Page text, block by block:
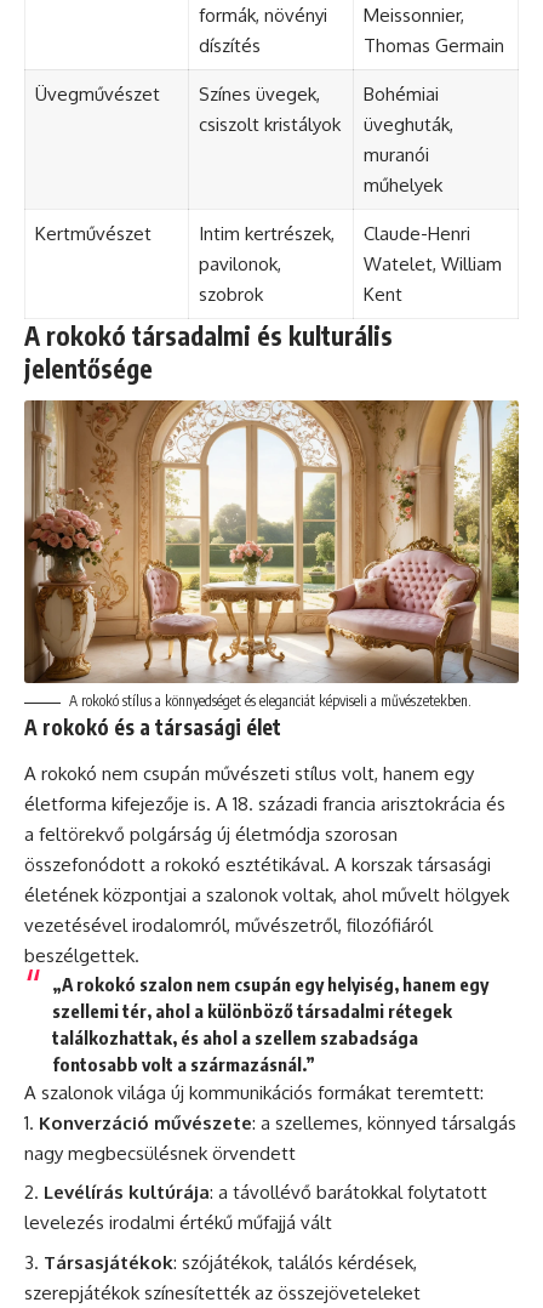
formák, növényi
díszítés
Meissonnier,
Thomas Germain
Üvegművészet
Színes üvegek,
csiszolt kristályok
Bohémiai
üveghuták,
muranói
műhelyek
Kertművészet
Intim kertrészek,
pavilonok,
szobrok
Claude-Henri
Watelet, William
Kent
A rokokó társadalmi és kulturális
jelentősége
A rokokó stílus a könnyedséget és eleganciát képviseli a művészetekben.
A rokokó és a társasági élet
A rokokó nem csupán művészeti stílus volt, hanem egy
életforma kifejezője is. A 18. századi francia arisztokrácia és
a feltörekvő polgárság új életmódja szorosan
összefonódott a rokokó esztétikával. A korszak társasági
életének központjai a szalonok voltak, ahol művelt hölgyek
vezetésével irodalomról, művészetről, filozófiáról
beszélgettek.
„A rokokó szalon nem csupán egy helyiség, hanem egy
szellemi tér, ahol a különböző társadalmi rétegek
találkozhattak, és ahol a szellem szabadsága
fontosabb volt a származásnál.”
A szalonok világa új kommunikációs formákat teremtett:
Konverzáció művészete: a szellemes, könnyed társalgás
nagy megbecsülésnek örvendett
Levélírás kultúrája: a távollévő barátokkal folytatott
levelezés irodalmi értékű műfajjá vált
Társasjátékok: szójátékok, találós kérdések,
szerepjátékok színesítették az összejöveteleket